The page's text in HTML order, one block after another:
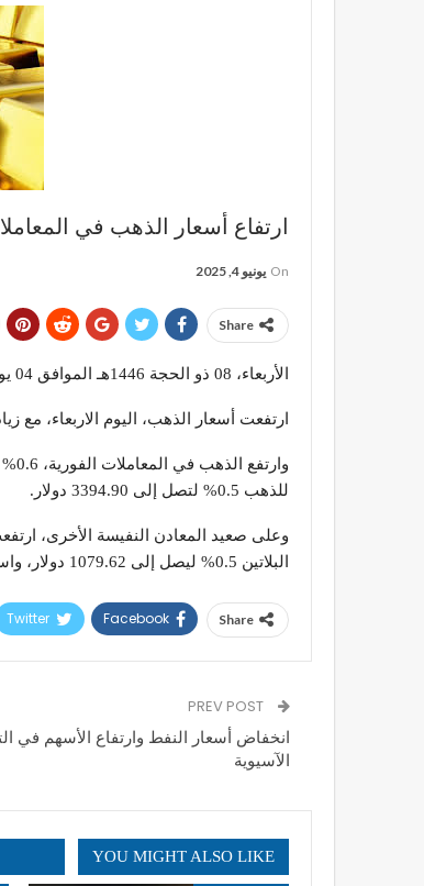
ارتفاع أسعار الذهب في المعاملات
On يونيو 4, 2025
Share
الأربعاء، 08 ذو الحجة 1446هـ الموافق 04 يونيو 2025 الساعة 11:09:33
ارتفعت أسعار الذهب، اليوم الاربعاء، مع
للذهب 0.5% لتصل إلى 3394.90 دولار.
البلاتين 0.5% ليصل إلى 1079.62 دولار، واستقر البلاديوم عند 1009.94 دولارات.
Share
Facebook
Twitter
انخفاض أسعار النفط وارتفاع الأسهم في
الآسيوية
YOU MIGHT ALSO LIKE